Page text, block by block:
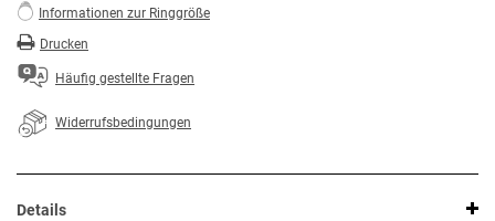
Informationen zur Ringgröße
Drucken
Häufig gestellte Fragen
Widerrufsbedingungen
Details